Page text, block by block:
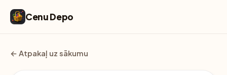
Cenu Depo
← Atpakaļ uz sākumu